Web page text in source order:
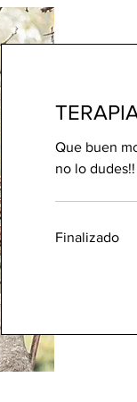
Que buen
no lo dudes!!
Finalizado